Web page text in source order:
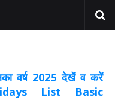
वर्ष 2025 देखें व करें
List Basic